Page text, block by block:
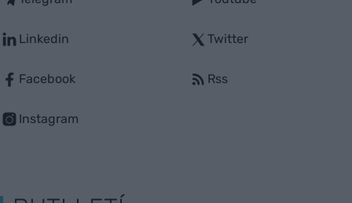
Linkedin
Facebook
Instagram
Twitter
Rss